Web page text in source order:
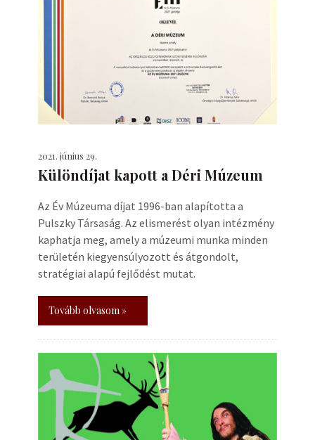
2021. június 29.
Különdíjat kapott a Déri Múzeum
Az Év Múzeuma díjat 1996-ban alapította a
Pulszky Társaság. Az elismerést olyan intézmény
kaphatja meg, amely a múzeumi munka minden
területén kiegyensúlyozott és átgondolt,
stratégiai alapú fejlődést mutat.
Tovább olvasom »